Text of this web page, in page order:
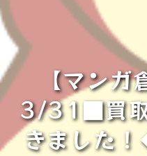
【マン
3/31■買取
きました